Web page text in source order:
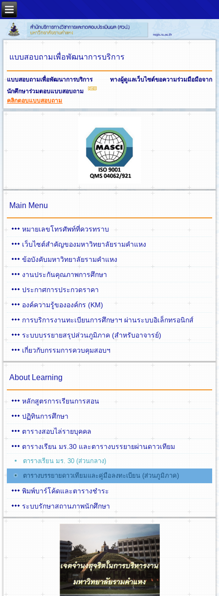
แบบสอบถามเพื่อพัฒนาการบริการ
แบบสอบถามเพื่อพัฒนาการบริการ ทางผู้ดูแลเว็บไซต์ขอความร่วมมือมือจาก
นักศึกษาร่วมตอบแบบสอบถาม
คลิกตอบแบบสอบถาม
Main Menu
หมายเลขโทรศัพท์ที่ควรทราบ
เว็บไซต์สำคัญของมหาวิทยาลัยรามคำแหง
ข้อบังคับมหาวิทยาลัยรามคำแหง
งานประกันคุณภาพการศึกษา
ประกาศการประกวดราคา
องค์ความรู้ขององค์กร (KM)
การบริการงานทะเบียนการศึกษาฯ ผ่านระบบอิเล็กทรอนิกส์
ระบบบรรยายสรุปส่วนภูมิภาค (สำหรับอาจารย์)
เกี่ยวกับกรรมการควบคุมสอบฯ
About Learning
หลักสูตรการเรียนการสอน
ปฏิทินการศึกษา
ตารางสอบไล่รายบุคคล
ตารางเรียน มร.30 และตารางบรรยายผ่านดาวเทียม
ตารางเรียน มร. 30 (ส่วนกลาง)
ตารางบรรยายดาวเทียมและคู่มือลงทะเบียน (ส่วนภูมิภาค)
พิมพ์บาร์โค้ดและตารางชำระ
ระบบรักษาสถานภาพนักศึกษา